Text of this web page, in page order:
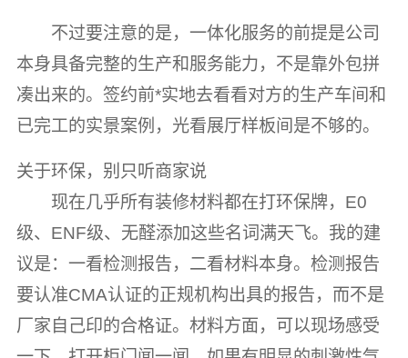
不过要注意的是，一体化服务的前提是公司
本身具备完整的生产和服务能力，不是靠外包拼
凑出来的。签约前*实地去看看对方的生产车间和
已完工的实景案例，光看展厅样板间是不够的。
关于环保，别只听商家说
现在几乎所有装修材料都在打环保牌，E0
级、ENF级、无醛添加这些名词满天飞。我的建
议是：一看检测报告，二看材料本身。检测报告
要认准CMA认证的正规机构出具的报告，而不是
厂家自己印的合格证。材料方面，可以现场感受